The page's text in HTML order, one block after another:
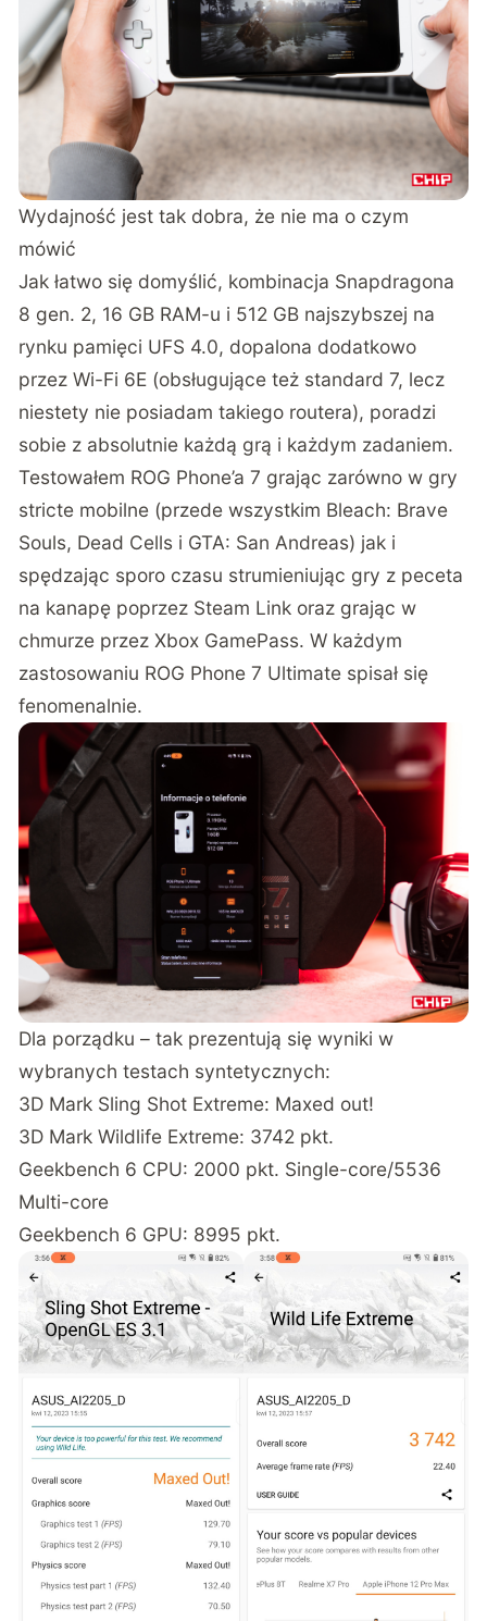
Wydajność jest tak dobra, że nie ma o czym
mówić
Jak łatwo się domyślić, kombinacja Snapdragona
8 gen. 2, 16 GB RAM-u i 512 GB najszybszej na
rynku pamięci UFS 4.0, dopalona dodatkowo
przez Wi-Fi 6E (obsługujące też standard 7, lecz
niestety nie posiadam takiego routera), poradzi
sobie z absolutnie każdą grą i każdym zadaniem.
Testowałem ROG Phone’a 7 grając zarówno w gry
stricte mobilne (przede wszystkim Bleach: Brave
Souls, Dead Cells i GTA: San Andreas) jak i
spędzając sporo czasu strumieniując gry z peceta
na kanapę poprzez Steam Link oraz grając w
chmurze przez Xbox GamePass. W każdym
zastosowaniu ROG Phone 7 Ultimate spisał się
fenomenalnie.
Dla porządku – tak prezentują się wyniki w
wybranych testach syntetycznych:
3D Mark Sling Shot Extreme: Maxed out!
3D Mark Wildlife Extreme: 3742 pkt.
Geekbench 6 CPU: 2000 pkt. Single-core/5536
Multi-core
Geekbench 6 GPU: 8995 pkt.